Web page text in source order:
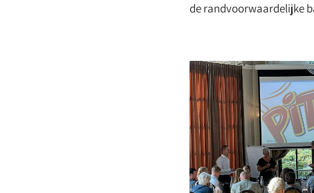
de randvoorwaardelijke